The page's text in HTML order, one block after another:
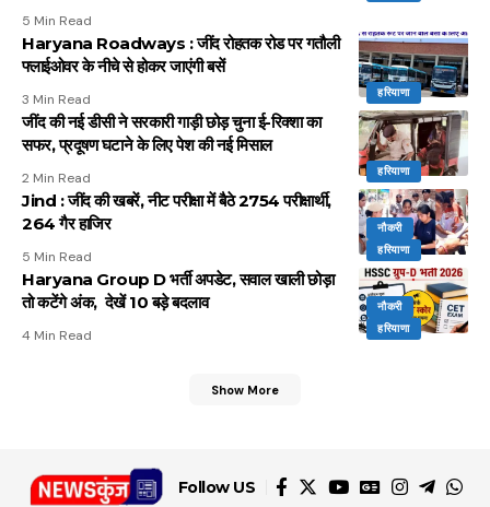
5 Min Read
हरियाणा
Haryana Roadways : जींद रोहतक रोड पर गतौली
फ्लाईओवर के नीचे से होकर जाएंगी बसें
3 Min Read
हरियाणा
जींद की नई डीसी ने सरकारी गाड़ी छोड़ चुना ई-रिक्शा का
सफर, प्रदूषण घटाने के लिए पेश की नई मिसाल
2 Min Read
नौकरी
हरियाणा
Jind : जींद की खबरें, नीट परीक्षा में बैठे 2754 परीक्षार्थी,
264 गैर हाजिर
5 Min Read
नौकरी
हरियाणा
Haryana Group D भर्ती अपडेट, सवाल खाली छोड़ा
तो कटेंगे अंक, देखें 10 बड़े बदलाव
4 Min Read
Show More
Follow US